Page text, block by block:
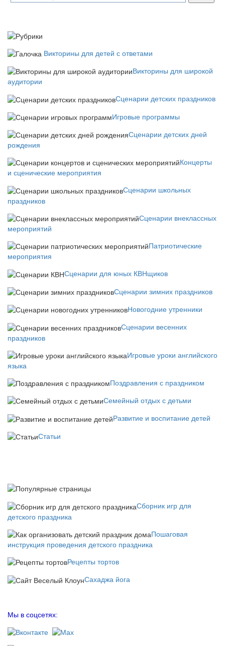
Викторины для детей с ответами
Викторины для широкой
аудитории
Сценарии детских праздников
Игровые программы
Сценарии детских дней
рождения
Концерты
и сценические мероприятия
Сценарии школьных
праздников
Сценарии внеклассных
мероприятий
Патриотические
мероприятия
Сценарии для юных КВНщиков
Сценарии зимних праздников
Новогодние утренники
Сценарии весенних
праздников
Игровые уроки английского
языка
Поздравления с праздником
Семейный отдых с детьми
Развитие и воспитание детей
Статьи
Сборник игр для
детского праздника
Пошаговая
инструкция проведения детского праздника
Рецепты тортов
Сахаджа йога
Мы в соцсетях: